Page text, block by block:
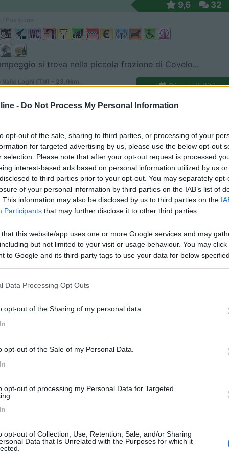
- Do Not Process My Personal Information
opt-out of the sale, sharing to third parties, or processing of your
for targeted advertising by us, please use the below opt-out
selection. Please note that after your opt-out request is processed
interest-based ads based on personal information utilized by us
to third parties prior to your opt-out. You may separately
of your personal information by third parties on the IAB’s list of
This information may also be disclosed by us to third parties on the
Participants that may further disclose it to other third parties.
that this website/app uses one or more Google services and may
but not limited to your visit or usage behaviour. You may
to Google and its third-party tags to use your data for below
Data Processing Opt Outs
opt-out of the Sharing of my personal data.
opt-out of the Sale of my Personal Data.
opt-out of processing my Personal Data for Targeted
opt-out of Collection, Use, Retention, Sale, and/or Sharing
Data that Is Unrelated with the Purposes for which it
9,6 32
si trova nella piccola frazione di Covelo...
Laghi (TN) - 23.6km
Disponibilità
dall'uscita dell'A22 Ala-Avio, a 2,5 km dal centr...
- 24.9km
Località Erta 2
Disponibilità
/ Posizione
dal centro, adiacente alla caserma dei vigili del...
Posizione
centro, punto sosta su ghiaia misto con auto, s...
(TN) - 0.4km
7,5